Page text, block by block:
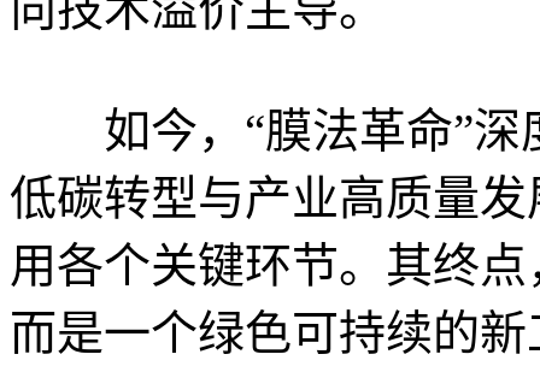
如今，“膜法革命”深
低碳转型与产业高质量
用各个关键环节。其终
而是一个绿色可持续的